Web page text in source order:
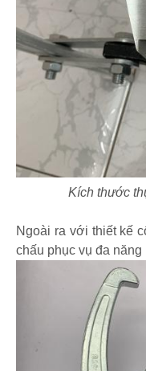
Kích thước
Ngoài ra với thiết kế
chấu phục vụ đa